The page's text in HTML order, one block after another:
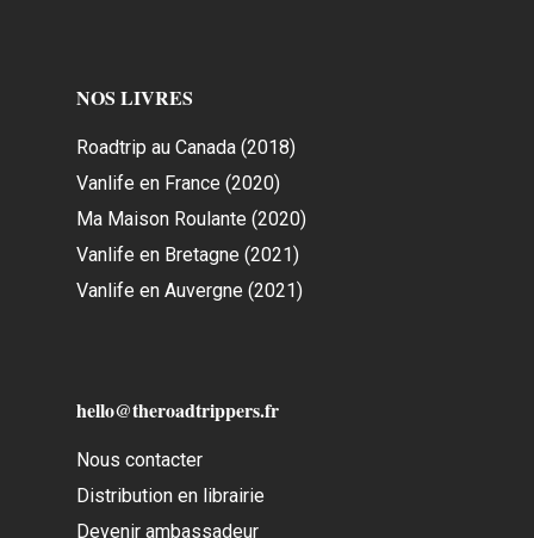
NOS LIVRES
Roadtrip au Canada (2018)
Vanlife en France (2020)
Ma Maison Roulante (2020)
Vanlife en Bretagne (2021)
Vanlife en Auvergne (2021)
hello@theroadtrippers.fr
Nous contacter
Distribution en librairie
Devenir ambassadeur